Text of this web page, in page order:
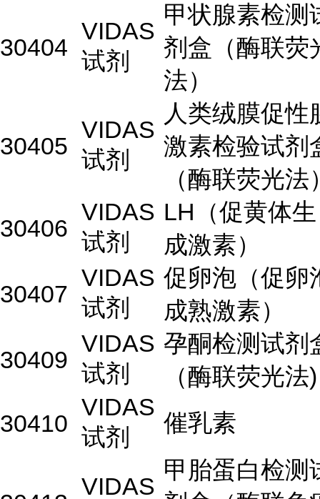
30404
VIDAS
试剂
甲状腺素检测
剂盒（酶联荧
法）
30405
VIDAS
试剂
人类绒膜促性
激素检验试剂
（酶联荧光法
30406
VIDAS
试剂
LH（促黄体生
成激素）
30407
VIDAS
试剂
促卵泡（促卵
成熟激素）
30409
VIDAS
试剂
孕酮检测试剂
（酶联荧光法)
30410
VIDAS
试剂
催乳素
VIDAS
甲胎蛋白检测